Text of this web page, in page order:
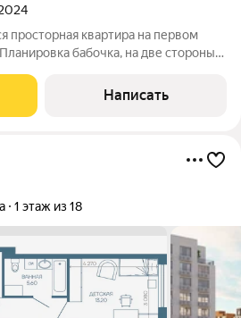
просторная квартира на первом
бабочка, на две стороны!
для тех, кому важен комфорт
Написать
1 этаж из 18